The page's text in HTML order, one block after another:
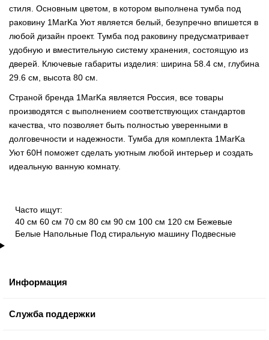
стиля. Основным цветом, в котором выполнена тумба под
раковину 1MarKa Уют является белый, безупречно впишется в
любой дизайн проект. Тумба под раковину предусматривает
удобную и вместительную систему хранения, состоящую из
дверей. Ключевые габариты изделия: ширина 58.4 см, глубина
29.6 см, высота 80 см.
Страной бренда 1MarKa является Россия, все товары
производятся с выполнением соответствующих стандартов
качества, что позволяет быть полностью уверенными в
долговечности и надежности. Тумба для комплекта 1MarKa
Уют 60Н поможет сделать уютным любой интерьер и создать
идеальную ванную комнату.
Часто ищут:
40 см 60 см 70 см 80 см 90 см 100 см 120 см Бежевые
Белые Напольные Под стиральную машину Подвесные
Информация
Служба поддержки